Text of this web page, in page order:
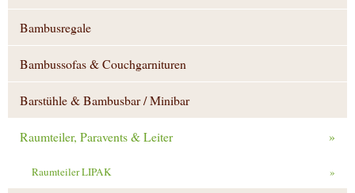
Bambusregale
Bambussofas & Couchgarnituren
Barstühle & Bambusbar / Minibar
Raumteiler, Paravents & Leiter »
Raumteiler LIPAK »